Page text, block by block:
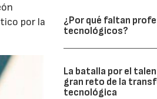
por la
¿Por qué faltan
tecnológicos?
La batalla por el
gran reto de la
tecnológica